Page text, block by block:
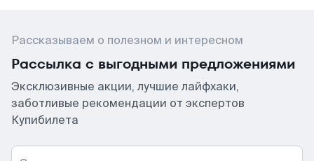
Рассказываем о полезном и интересном
Рассылка с выгодными предложениями
Эксклюзивные акции, лучшие лайфхаки,
заботливые рекомендации от экспертов
Купибилета